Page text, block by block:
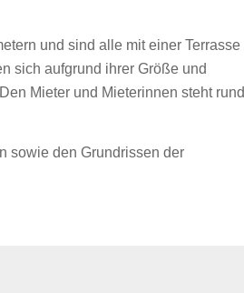
und sind alle mit einer Terrasse
sich aufgrund ihrer Größe und
Mieter und Mieterinnen steht rund
sowie den Grundrissen der